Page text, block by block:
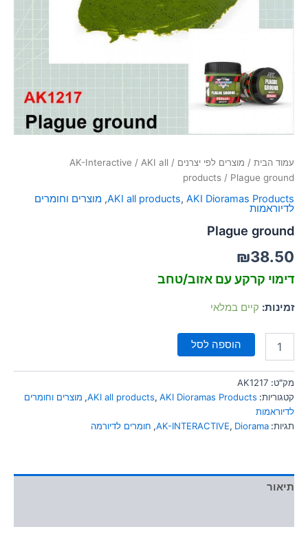
סמן קישורים
לאפס
כל
עמוד הבית / מוצרים לפי יצרנים /
AK-Interactive / AKI all
products / Plague ground
AKI all products, AKI Dioramas Products
, מוצרים וחומרים
לדיוראמות
Plague ground
₪38.50
דימוי קרקע עם אזוב/טחב
זמינות: קיים במלאי
הוספה לסל
מק"ט: AK1217
קטגוריות:
AKI all products, AKI Dioramas Products
, מוצרים וחומרים
לדיוראמות
תגיות:
AK-INTERACTIVE, Diorama
, חומרים לדיורמה
תיאור